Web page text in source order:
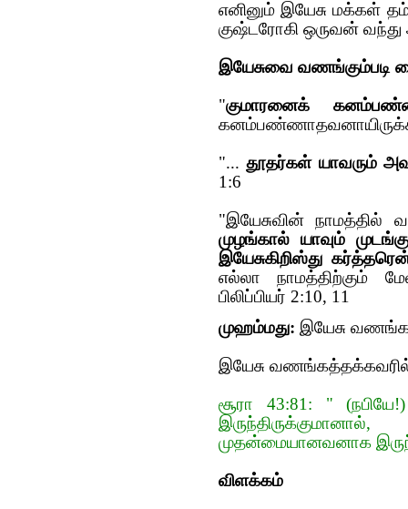
எனினும் இயேசு மக்கள்
குஷ்டரோகி ஒருவன் வந்து
இயேசுவை வணங்கும்படி
"குமாரனைக்
"...தூதர்கள் யாவரும்
1:6
"இயேசுவின் நாமத்தில்
முழங்கால் யாவும்
இயேசுகிறிஸ்து
எல்லா நாமத்திற்கும்
பிலிப்பியர் 2:10, 11
முஹம்மது: இயேசு
இயேசு
சூரா 43:81: "
முதன்மையானவனாக
விளக்கம்